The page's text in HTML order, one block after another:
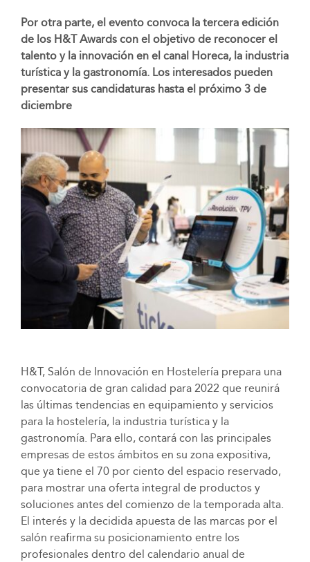
Por otra parte, el evento convoca la tercera edición
de los H&T Awards con el objetivo de reconocer el
talento y la innovación en el canal Horeca, la industria
turística y la gastronomía. Los interesados pueden
presentar sus candidaturas hasta el próximo 3 de
diciembre
H&T, Salón de Innovación en Hostelería prepara una
convocatoria de gran calidad para 2022 que reunirá
las últimas tendencias en equipamiento y servicios
para la hostelería, la industria turística y la
gastronomía. Para ello, contará con las principales
empresas de estos ámbitos en su zona expositiva,
que ya tiene el 70 por ciento del espacio reservado,
para mostrar una oferta integral de productos y
soluciones antes del comienzo de la temporada alta.
El interés y la decidida apuesta de las marcas por el
salón reafirma su posicionamiento entre los
profesionales dentro del calendario anual de